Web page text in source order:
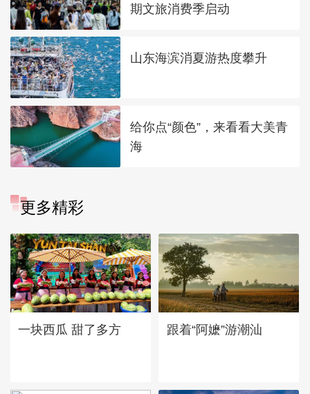
期文旅消费季启动
山东海滨消夏游热度攀升
给你点“颜色”，来看看大美青
海
更多精彩
一块西瓜 甜了多方 跟着“阿嬷”游潮汕